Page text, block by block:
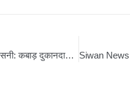
Muzaffarpur news: मुजफ्फरपुर में गोलीकांड से सनसनी: कबाड़ दुकानदार की हत्या के बाद बवाल, NH 28 जाम, पंचायत समिति सदस्य की झोपड़ी में आग